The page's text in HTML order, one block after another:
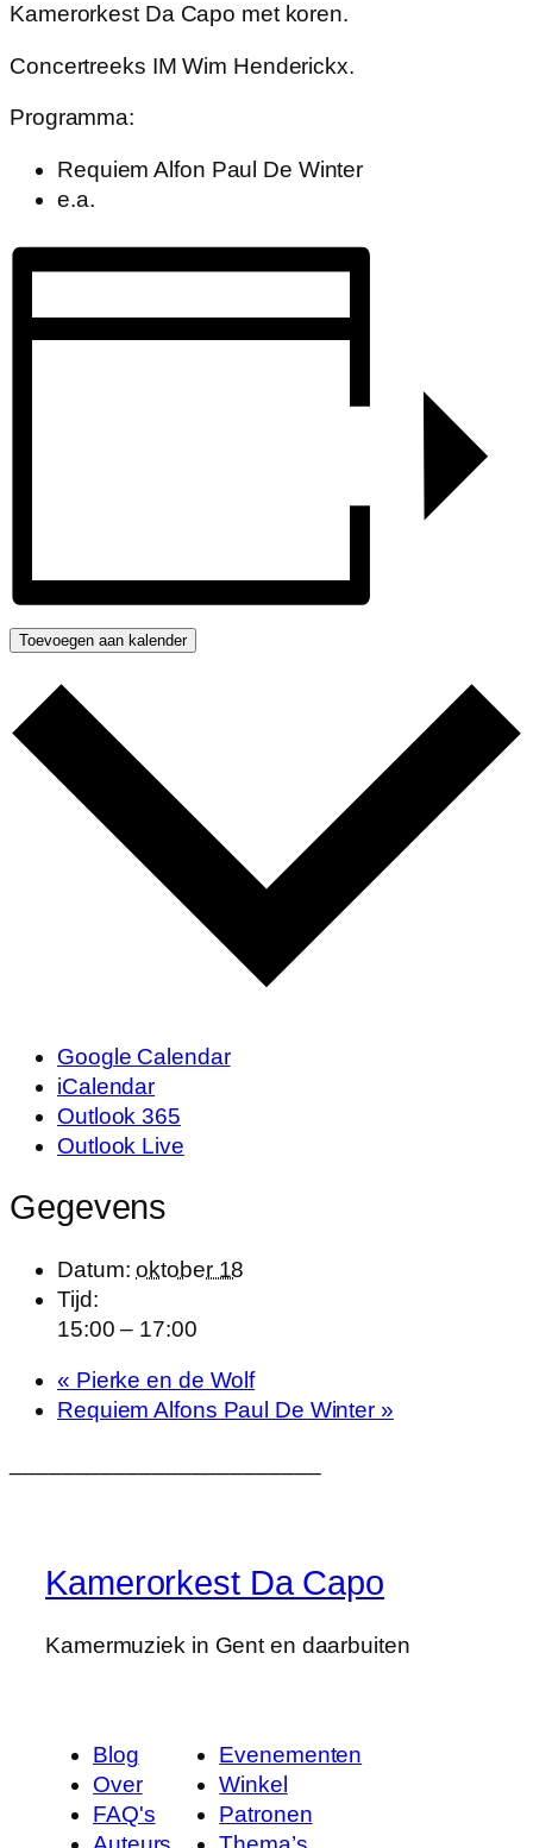
Kamerorkest Da Capo met koren.
Concertreeks IM Wim Henderickx.
Programma:
Requiem Alfon Paul De Winter
e.a.
Toevoegen aan kalender
Google Calendar
iCalendar
Outlook 365
Outlook Live
Gegevens
Datum: oktober 18
Tijd:
15:00 – 17:00
« Pierke en de Wolf
Requiem Alfons Paul De Winter »
Kamerorkest Da Capo
Kamermuziek in Gent en daarbuiten
Blog
Over
FAQ's
Evenementen
Winkel
Patronen